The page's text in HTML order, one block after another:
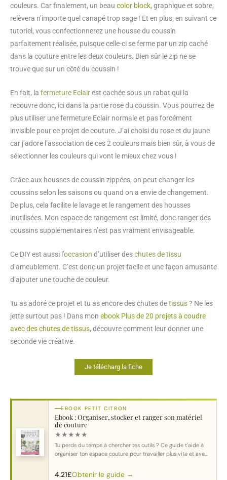
couleurs. Car finalement, un beau color block, graphique et sobre,
relèvera n’importe quel canapé trop sage ! Et en plus, en suivant ce
tutoriel, vous confectionnerez une housse du coussin
parfaitement réalisée, puisque celle-ci se ferme par un zip caché
dans la couture entre les deux couleurs. Bien sûr le zip ne se
trouve que sur un côté du coussin !
En fait, la fermeture Eclairest cachée sous un rabat qui la
recouvre donc, ici dans la partie rose du coussin. Vous pourrez de
plus utiliser une fermeture Eclair normale et pas forcément
invisible pour ce projet de couture. J’ai choisi du rose et du jaune
car j’adore l’association de ces 2 couleurs mais bien sûr, à vous de
sélectionner les couleurs qui vont le mieux chez vous !
Grâce aux housses de coussin zippées, on peut changer les
coussins selon les saisons ou quand on a envie de changement.
De plus, cela facilite le lavage et le rangement des housses
inutilisées. Mon espace de rangement est limité, donc ranger des
coussins supplémentaires n’est pas vraiment envisageable.
Ce DIY est aussi l’occasion d’utiliser deschutes de tissu
d’ameublement. C’est donc un projet facile et une façon amusante
d’ajouter une touche de couleur.
Tu as adoré ce projet et tu as encore des chutes detissus? Ne les
jette surtout pas ! Dans mon ebook Plus de 20 projets à coudre
avec des chutes de tissus, découvre comment leur donner une
seconde vie créative.
Je télécharg la fiche
EBOOK PETIT CITRON
Ebook : Organiser, stocker et ranger son matériel
de couture
★★★★★
Tu perds du temps à chercher tes outils ? Ce guide t'aide à
organiser ton espace couture pour travailler plus vite et avec
4.21£Obtenir le guide →